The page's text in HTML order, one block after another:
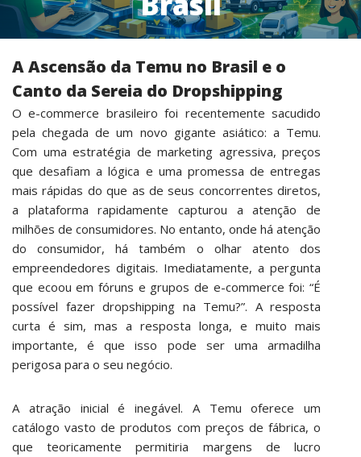
A Ascensão da Temu no Brasil e o
Canto da Sereia do Dropshipping
O e-commerce brasileiro foi recentemente sacudido
pela chegada de um novo gigante asiático: a Temu.
Com uma estratégia de marketing agressiva, preços
que desafiam a lógica e uma promessa de entregas
mais rápidas do que as de seus concorrentes diretos,
a plataforma rapidamente capturou a atenção de
milhões de consumidores. No entanto, onde há atenção
do consumidor, há também o olhar atento dos
empreendedores digitais. Imediatamente, a pergunta
que ecoou em fóruns e grupos de e-commerce foi: “É
possível fazer dropshipping na Temu?”. A resposta
curta é sim, mas a resposta longa, e muito mais
importante, é que isso pode ser uma armadilha
perigosa para o seu negócio.
A atração inicial é inegável. A Temu oferece um
catálogo vasto de produtos com preços de fábrica, o
que teoricamente permitiria margens de lucro